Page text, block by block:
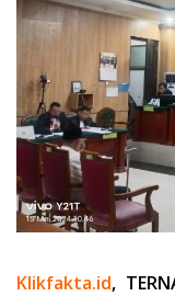
Klikfakta.id,